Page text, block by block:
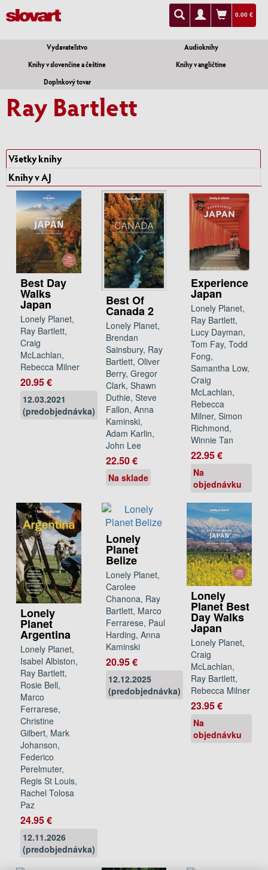
0.00 €
Vydavateľstvo
Audioknihy
Knihy v slovenčine a češtine
Knihy v angličtine
Doplnkový tovar
Ray Bartlett
Všetky knihy
Knihy v AJ
Best Day
Walks
Japan
Lonely Planet,
Ray Bartlett,
Craig
McLachlan,
Rebecca Milner
20.95 €
12.03.2021
(predobjednávka)
Best Of
Canada 2
Lonely Planet,
Brendan
Sainsbury, Ray
Bartlett, Oliver
Berry, Gregor
Clark, Shawn
Duthie, Steve
Fallon, Anna
Kaminski,
Adam Karlin,
John Lee
22.50 €
Na sklade
Experience
Japan
Lonely Planet,
Ray Bartlett,
Lucy Dayman,
Tom Fay, Todd
Fong,
Samantha Low,
Craig
McLachlan,
Rebecca
Milner, Simon
Richmond,
Winnie Tan
22.95 €
Na
objednávku
Lonely
Planet
Argentina
Lonely Planet,
Isabel Albiston,
Ray Bartlett,
Rosie Bell,
Marco
Ferrarese,
Christine
Gilbert, Mark
Johanson,
Federico
Perelmuter,
Regis St Louis,
Rachel Tolosa
Paz
24.95 €
12.11.2026
(predobjednávka)
Lonely
Planet
Belize
Lonely Planet,
Carolee
Chanona, Ray
Bartlett, Marco
Ferrarese, Paul
Harding, Anna
Kaminski
20.95 €
12.12.2025
(predobjednávka)
Lonely
Planet Best
Day Walks
Japan
Lonely Planet,
Craig
McLachlan,
Ray Bartlett,
Rebecca Milner
23.95 €
Na
objednávku